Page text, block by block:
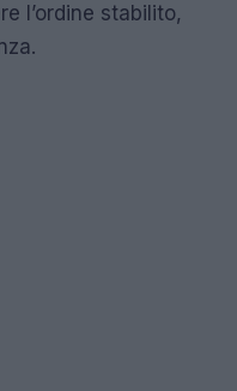
l’ordine stabilito,